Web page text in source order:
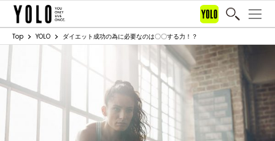
Top YOLO ダイエット成功の為に必要なのは〇〇する力！？